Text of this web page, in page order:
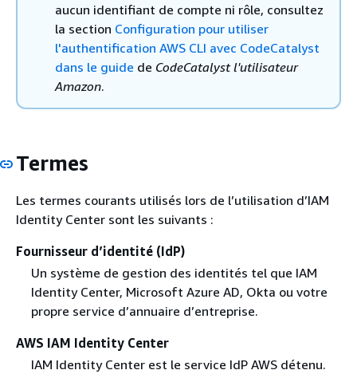
aucun identifiant de compte ni rôle, consultez
la section Configuration pour utiliser
l'authentification AWS CLI avec CodeCatalyst
dans le guide de CodeCatalyst l'utilisateur
Amazon.
Termes
Les termes courants utilisés lors de l’utilisation d’IAM
Identity Center sont les suivants :
Fournisseur d’identité (IdP)
Un système de gestion des identités tel que IAM
Identity Center, Microsoft Azure AD, Okta ou votre
propre service d’annuaire d’entreprise.
AWS IAM Identity Center
IAM Identity Center est le service IdP AWS détenu.